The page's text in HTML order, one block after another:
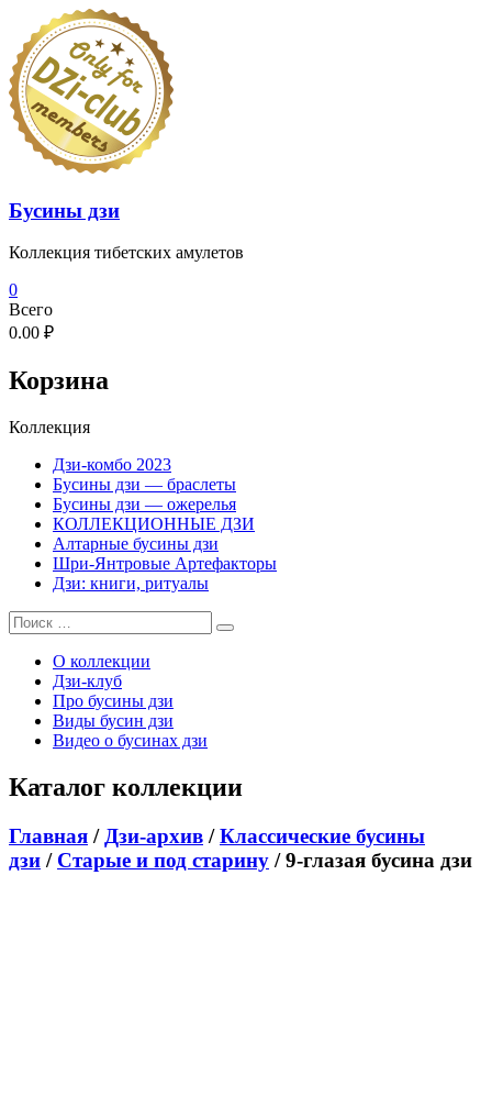
Перейти
содержимому
Бусины дзи
Коллекция тибетских амулетов
0
Всего
0.00 ₽
Корзина
Коллекция
Дзи-комбо 2023
Бусины дзи — браслеты
Бусины дзи — ожерелья
КОЛЛЕКЦИОННЫЕ ДЗИ
Алтарные бусины дзи
Шри-Янтровые Артефакторы
Дзи: книги, ритуалы
О коллекции
Дзи-клуб
Про бусины дзи
Виды бусин дзи
Видео о бусинах дзи
Каталог коллекции
Главная / Дзи-архив /Классические бусины
дзи / Cтарые и под старину / 9-глазая бусина дзи